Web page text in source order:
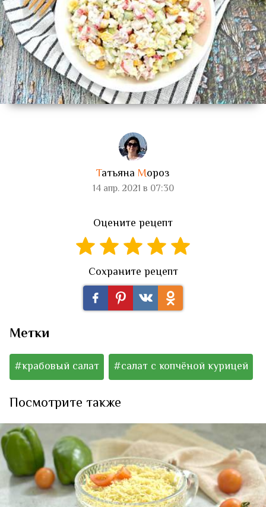
Татьяна Мороз
14 апр. 2021 в 07:30
Оцените рецепт
Сохраните рецепт
Метки
#крабовый салат #салат с копчёной курицей
Посмотрите также